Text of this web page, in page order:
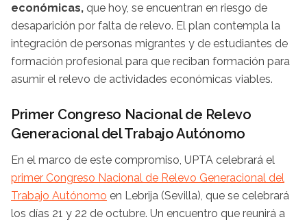
económicas, que hoy, se encuentran en riesgo de
desaparición por falta de relevo. El plan contempla la
integración de personas migrantes y de estudiantes de
formación profesional para que reciban formación para
asumir el relevo de actividades económicas viables.
Primer Congreso Nacional de Relevo
Generacional del Trabajo Autónomo
En el marco de este compromiso, UPTA celebrará el
primer Congreso Nacional de Relevo Generacional del
Trabajo Autónomo en Lebrija (Sevilla), que se celebrará
los días 21 y 22 de octubre. Un encuentro que reunirá a